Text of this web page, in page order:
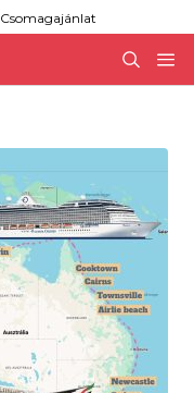
Csomagajánlat